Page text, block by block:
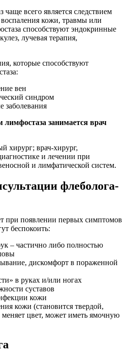
всего является следствием
кожи, травмы или
способствуют эндокринные
лучевая терапия,
которые способствуют
вен
синдром
заболевания
лимфостаза занимается врач
хирург; врач-хирург,
и лечении при
и лимфатической систем.
флеболога-
при появлении первых симптомов
беспокоить:
– частично либо полностью
дискомфорт в пораженной
в руках и/или ногах
суставов
кожи
кожи (становится твердой,
цвет, может иметь ямочную